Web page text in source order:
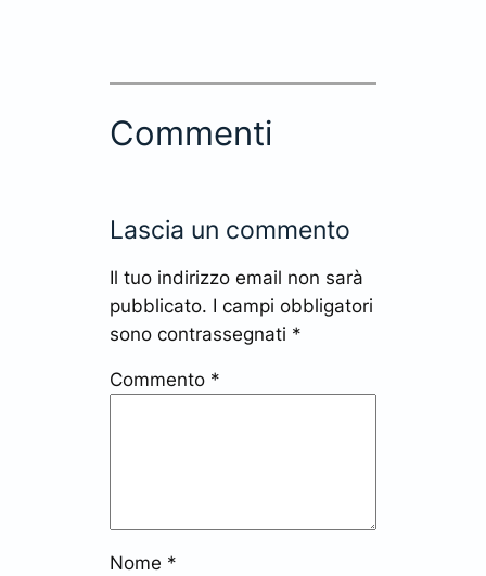
Commenti
Lascia un commento
Il tuo indirizzo email non sarà
pubblicato. I campi obbligatori
sono contrassegnati *
Commento *
Nome *